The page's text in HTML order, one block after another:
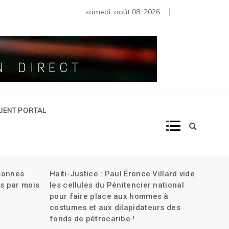
en Haïti| L’attaque contre la banque Centrale| Plus de
renvoyée au Tribunal criminel dans l’assassinat de
samedi, août 08, 2026
PORTAL
par mois
Haïti-Justice : Paul Éronce Villard vide
les cellules du Pénitencier national
pour faire place aux hommes à
costumes et aux dilapidateurs des
fonds de pétrocaribe !